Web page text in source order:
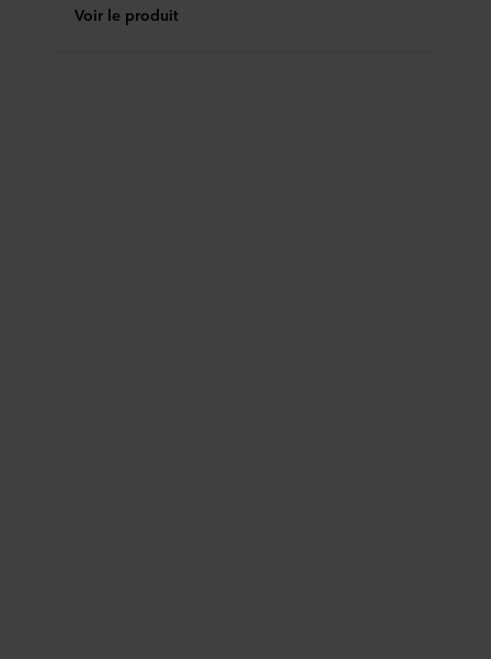
Voir le produit